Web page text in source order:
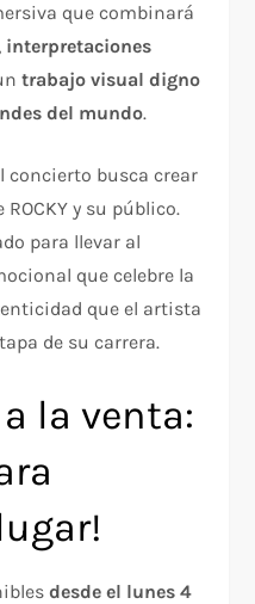
que combinará
, interpretaciones
trabajo visual digno
del mundo.
concierto busca crear
y su público.
para llevar al
que celebre la
que el artista
de su carrera.
la venta:
desde el lunes 4